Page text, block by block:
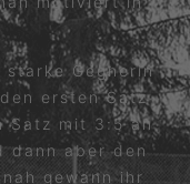
starke Gegnerin
ersten Satz
Satz mit 3:5 an
dann aber den
gewann ihr